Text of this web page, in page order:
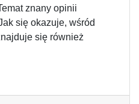
znany opinii
się okazuje, wśród
się również